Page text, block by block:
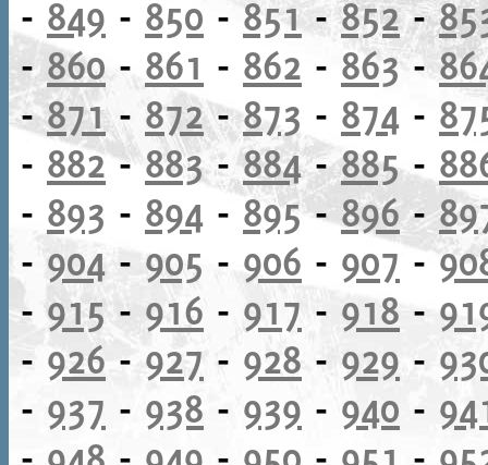
- 849 - 850 - 851-852-
- 860- 861 - 862 - 863-
-871- 872-873 - 874 -
- 882-883-884-885-
- 893 - 894 - 895-896-
- 904-905 - 906 - 907-
-915- 916 - 917- 918 -
- 926- 927 - 928 - 929 -
- 937 - 938 - 939 - 940 -